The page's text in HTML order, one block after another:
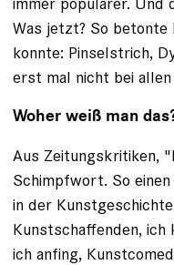
Was jetzt? So betonte
konnte: Pinselstrich,
erst mal nicht bei
Woher weiß man
Aus Zeitungskritiken,
Schimpfwort. So
in der
Kunstschaffenden, ich
ich anfing,